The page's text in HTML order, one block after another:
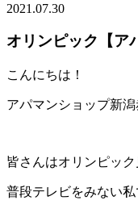
2021.07.30
オリンピック【ア
こんにちは！
アパマンショップ新
皆さんはオリンピッ
普段テレビをみない